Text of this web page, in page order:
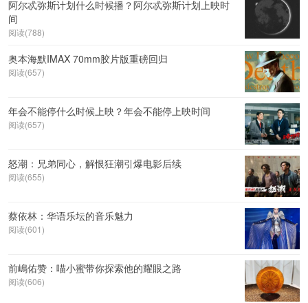
阿尔忒弥斯计划什么时候播？阿尔忒弥斯计划上映时
间
阅读(788)
奥本海默IMAX 70mm胶片版重磅回归
阅读(657)
年会不能停什么时候上映？年会不能停上映时间
阅读(657)
怒潮：兄弟同心，解恨狂潮引爆电影后续
阅读(655)
蔡依林：华语乐坛的音乐魅力
阅读(601)
前嶋佑赞：喵小蜜带你探索他的耀眼之路
阅读(606)